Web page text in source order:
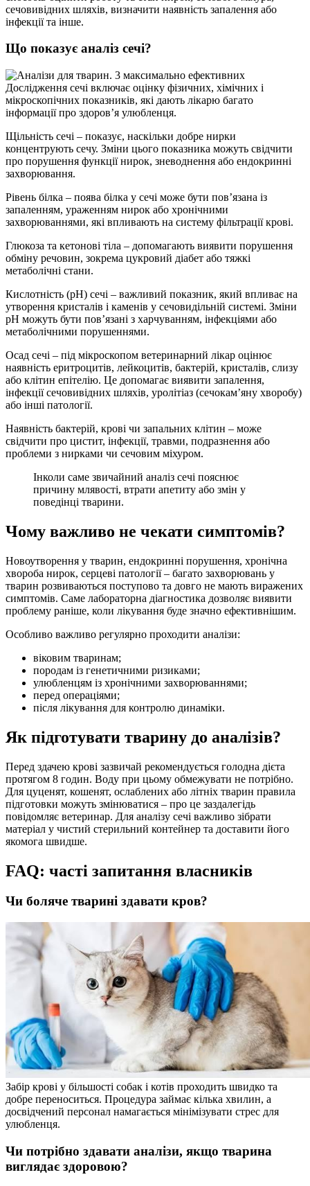
сечовивідних шляхів, визначити наявність запалення або
інфекції та інше.
Що показує аналіз сечі?
Дослідження сечі включає оцінку фізичних, хімічних і
мікроскопічних показників, які дають лікарю багато
інформації про здоров’я улюбленця.
Щільність сечі – показує, наскільки добре нирки
концентрують сечу. Зміни цього показника можуть свідчити
про порушення функції нирок, зневоднення або ендокринні
захворювання.
Рівень білка – поява білка у сечі може бути пов’язана із
запаленням, ураженням нирок або хронічними
захворюваннями, які впливають на систему фільтрації крові.
Глюкоза та кетонові тіла – допомагають виявити порушення
обміну речовин, зокрема цукровий діабет або тяжкі
метаболічні стани.
Кислотність (pH) сечі – важливий показник, який впливає на
утворення кристалів і каменів у сечовидільній системі. Зміни
pH можуть бути пов’язані з харчуванням, інфекціями або
метаболічними порушеннями.
Осад сечі – під мікроскопом ветеринарний лікар оцінює
наявність еритроцитів, лейкоцитів, бактерій, кристалів, слизу
або клітин епітелію. Це допомагає виявити запалення,
інфекції сечовивідних шляхів, уролітіаз (сечокам’яну хворобу)
або інші патології.
Наявність бактерій, крові чи запальних клітин – може
свідчити про цистит, інфекції, травми, подразнення або
проблеми з нирками чи сечовим міхуром.
Інколи саме звичайний аналіз сечі пояснює
причину млявості, втрати апетиту або змін у
поведінці тварини.
Чому важливо не чекати симптомів?
Новоутворення у тварин, ендокринні порушення, хронічна
хвороба нирок, серцеві патології – багато захворювань у
тварин розвиваються поступово та довго не мають виражених
симптомів. Саме лабораторна діагностика дозволяє виявити
проблему раніше, коли лікування буде значно ефективнішим.
Особливо важливо регулярно проходити аналізи:
віковим тваринам;
породам із генетичними ризиками;
улюбленцям із хронічними захворюваннями;
перед операціями;
після лікування для контролю динаміки.
Як підготувати тварину до аналізів?
Перед здачею крові зазвичай рекомендується голодна дієта
протягом 8 годин. Воду при цьому обмежувати не потрібно.
Для цуценят, кошенят, ослаблених або літніх тварин правила
підготовки можуть змінюватися – про це заздалегідь
повідомляє ветеринар. Для аналізу сечі важливо зібрати
матеріал у чистий стерильний контейнер та доставити його
якомога швидше.
FAQ: часті запитання власників
Чи боляче тварині здавати кров?
Забір крові у більшості собак і котів проходить швидко та
добре переноситься. Процедура займає кілька хвилин, а
досвідчений персонал намагається мінімізувати стрес для
улюбленця.
Чи потрібно здавати аналізи, якщо тварина
виглядає здоровою?